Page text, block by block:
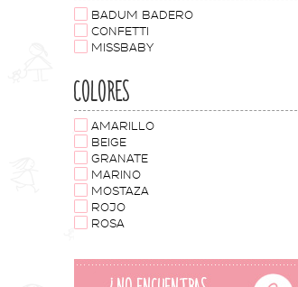
BADUM BADERO
CONFETTI
MISSBABY
COLORES
AMARILLO
BEIGE
GRANATE
MARINO
MOSTAZA
ROJO
ROSA